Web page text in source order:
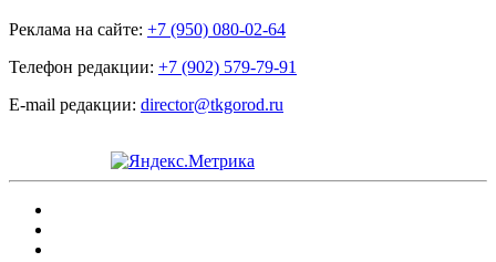
Реклама на сайте: +7 (950) 080-02-64
Телефон редакции: +7 (902) 579-79-91
E-mail редакции: director@tkgorod.ru